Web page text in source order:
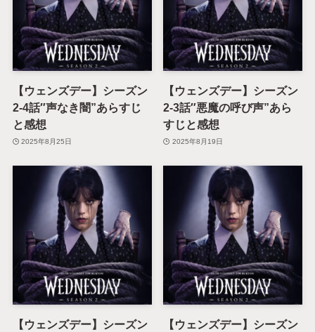
【ウェンズデー】シーズン
2-4話″声なき闇”あらすじ
と感想
2025年8月25日
【ウェンズデー】シーズン
2-3話″悪魔の呼び声”あら
すじと感想
2025年8月19日
【ウェンズデー】シーズン
【ウェンズデー】シーズン